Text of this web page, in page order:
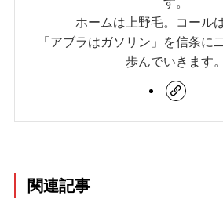
ホームは上野毛。コール
「アブラはガソリン」を信条に
歩んでいきます。
関連記事